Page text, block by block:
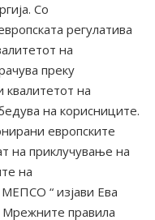
Со
регулатива
на
преку
квалитетот на
на корисниците.
европските
на приклучување на
на
“ изјави Ева
правила